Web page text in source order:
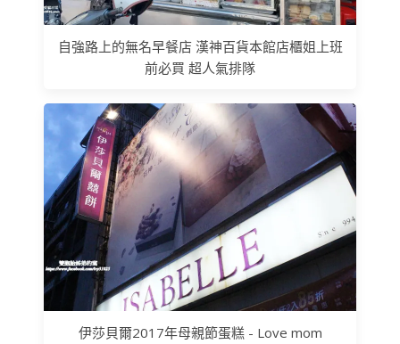
自強路上的無名早餐店 漢神百貨本館店櫃姐上班
前必買 超人氣排隊
伊莎貝爾2017年母親節蛋糕 - Love mom